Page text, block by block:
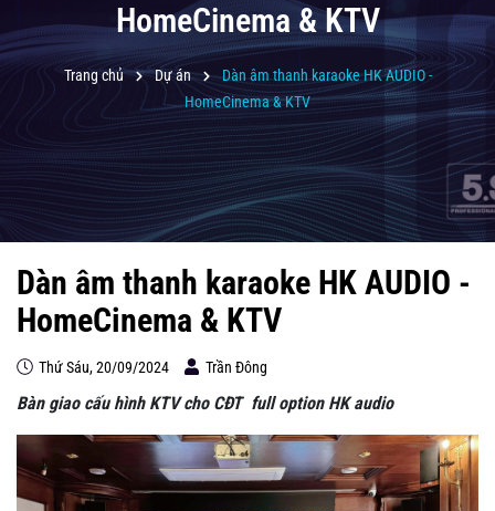
HomeCinema & KTV
Trang chủ Dự án
Dàn âm thanh karaoke HK AUDIO -
HomeCinema & KTV
Dàn âm thanh karaoke HK AUDIO -
HomeCinema & KTV
Thứ Sáu, 20/09/2024 Trần Đông
Bàn giao cấu hình KTV cho CĐT full option HK audio